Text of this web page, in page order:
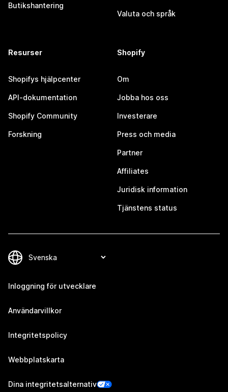
Butikshantering
Valuta och språk
Resurser
Shopifys hjälpcenter
API-dokumentation
Shopify Community
Forskning
Shopify
Om
Jobba hos oss
Investerare
Press och media
Partner
Affiliates
Juridisk information
Tjänstens status
Inloggning för utvecklare
Användarvillkor
Integritetspolicy
Webbplatskarta
Dina integritetsalternativ